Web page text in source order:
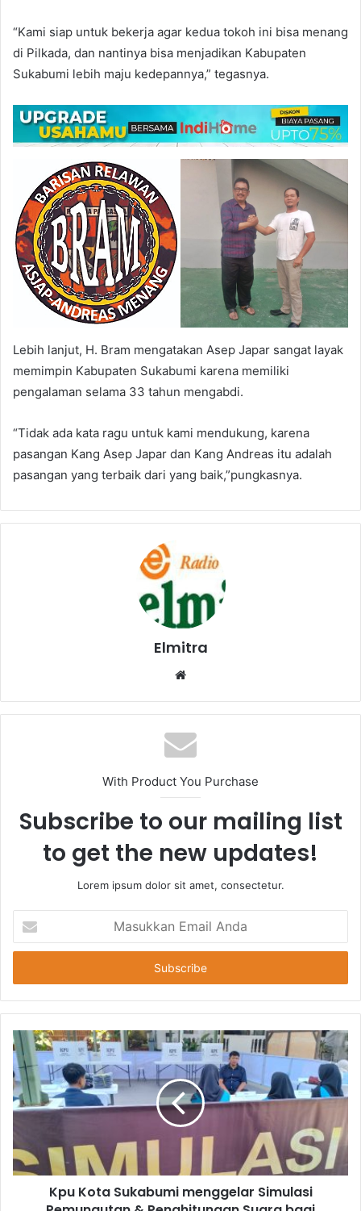
“Kami siap untuk bekerja agar kedua tokoh ini bisa menang
di Pilkada, dan nantinya bisa menjadikan Kabupaten
Sukabumi lebih maju kedepannya,” tegasnya.
Lebih lanjut, H. Bram mengatakan Asep Japar sangat layak
memimpin Kabupaten Sukabumi karena memiliki
pengalaman selama 33 tahun mengabdi.
“Tidak ada kata ragu untuk kami mendukung, karena
pasangan Kang Asep Japar dan Kang Andreas itu adalah
pasangan yang terbaik dari yang baik,”pungkasnya.
Elmitra
Website
With Product You Purchase
Subscribe to our mailing list
to get the new updates!
Lorem ipsum dolor sit amet, consectetur.
Email
Anda
Kpu Kota Sukabumi menggelar Simulasi